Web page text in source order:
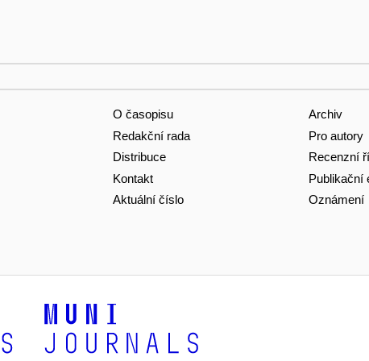
O časopisu
Redakční rada
Distribuce
Kontakt
Aktuální číslo
Archiv
Pro autory
Recenzní
Publikační
Oznámení